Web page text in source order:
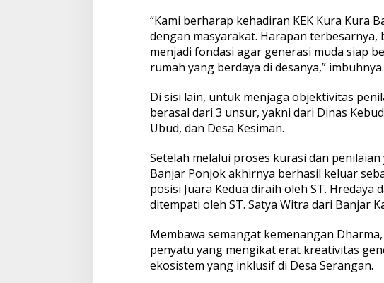
“Kami berharap kehadiran KEK Kura Kura
dengan masyarakat. Harapan
menjadi fondasi agar generasi muda siap
rumah yang berdaya di desanya,” imbuhnya.
Di sisi lain, untuk menjaga objektivitas
berasal dari 3 unsur, yakni dari Dinas
Ubud, dan Desa Kesiman.
Setelah melalui proses kurasi dan
Banjar Ponjok akhirnya berhasil keluar
posisi Juara Kedua diraih oleh ST. Hredaya
ditempati oleh ST. Satya Witra dari Banjar
Membawa semangat kemenangan
penyatu yang mengikat erat kreativitas
ekosistem yang inklusif di Desa Serangan.